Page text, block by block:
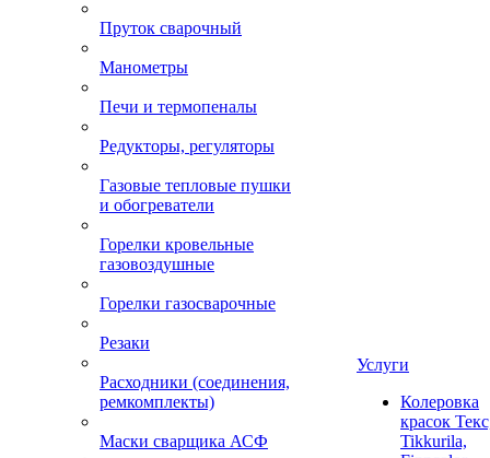
Пруток сварочный
Манометры
Печи и термопеналы
Редукторы, регуляторы
Газовые тепловые пушки
и обогреватели
Горелки кровельные
газовоздушные
Горелки газосварочные
Резаки
Расходники (соединения,
ремкомплекты)
Маски сварщика АСФ
Услуги
Колеровка
красок
Tikkurila,